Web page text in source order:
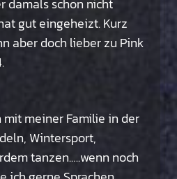
damals schon nicht
gut eingeheizt. Kurz
aber doch lieber zu Pink
meiner Familie in der
Wintersport,
tanzen.….wenn noch